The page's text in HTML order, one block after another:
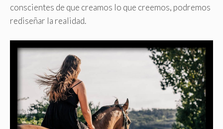
conscientes de que creamos lo que creemos, podremos
rediseñar la realidad.